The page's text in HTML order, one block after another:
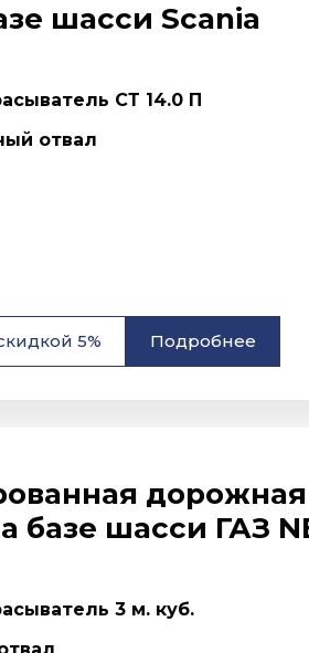
шасси Scania
СТ 14.0 П
отвал
5% Подробнее
дорожная
базе шасси ГАЗ
3 м. куб.